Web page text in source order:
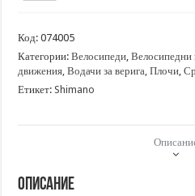
SHIMANO
Octalink
BB-
ES30
Код:074005
Категории:Велосипеди,Велосипедни
движения, Водачи за верига, Плочи,
Етикет:Shimano
Описание